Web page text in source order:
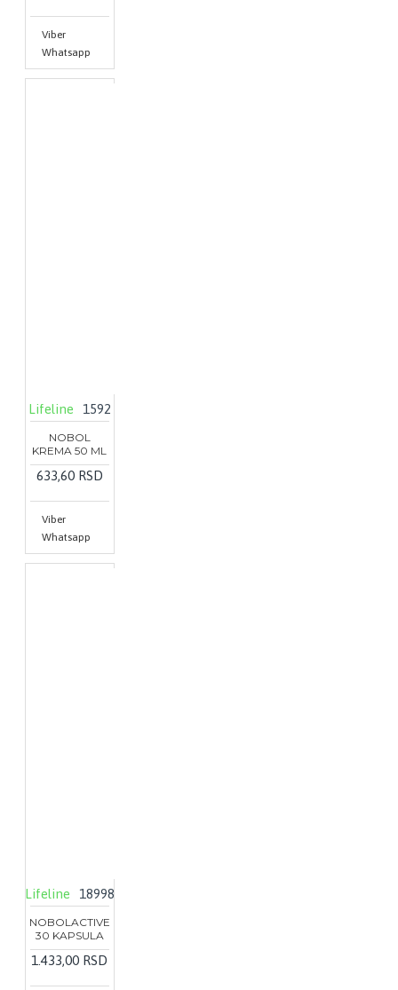
Viber
Whatsapp
Lifeline 1592
NOBOL
KREMA 50 ML
633,60 RSD
Viber
Whatsapp
Lifeline 18998
NOBOLACTIVE
30 KAPSULA
1.433,00 RSD